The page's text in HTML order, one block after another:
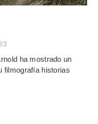
ha mostrado un
filmografía historias